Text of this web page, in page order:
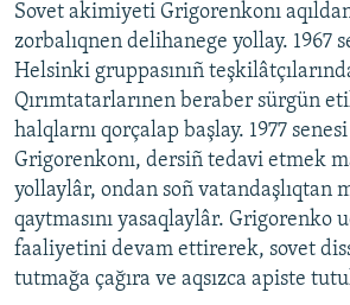
Sovet akimiyeti Grigorenkonı
zorbalıqnen delihanege yollay. 1967
Helsinki gruppasınıñ
Qırımtatarlarınen beraber sürgün
halqlarnı qorçalap başlay. 1977
Grigorenkonı, dersiñ tedavi etmek
yollaylâr, ondan soñ vatandaşlıqtan
qaytmasını yasaqlaylâr. Grigorenko
faaliyetini devam ettirerek, sovet
tutmağa çağıra ve aqsızca apiste